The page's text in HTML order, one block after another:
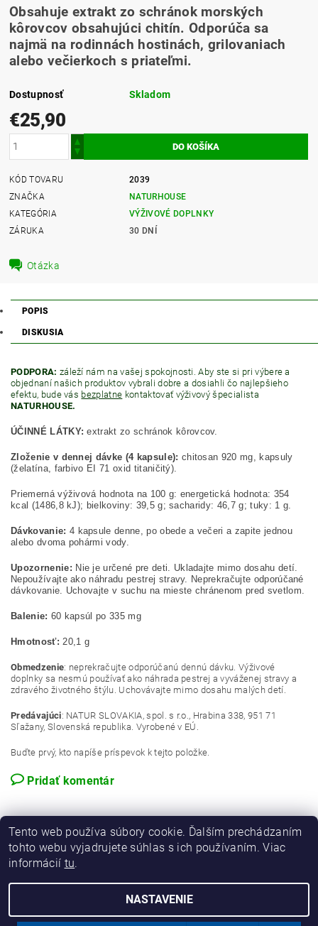
Obsahuje extrakt zo schránok morských
kôrovcov obsahujúci chitín. Odporúča sa
najmä na rodinnách hostinách, grilovaniach
alebo večierkoch s priateľmi.
Dostupnosť Skladom
€25,90
KÓD TOVARU
2039
ZNAČKA
NATURHOUSE
KATEGÓRIA
VÝŽIVOVÉ DOPLNKY
ZÁRUKA
30 DNÍ
Otázka
POPIS
DISKUSIA
PODPORA: záleží nám na vašej spokojnosti. Aby ste si pri výbere a
objednaní našich produktov vybrali dobre a dosiahli čo najlepšieho
efektu, bude vás bezplatne kontaktovať výživový špecialista
NATURHOUSE.
ÚČINNÉ LÁTKY: extrakt zo schránok kôrovcov.
Z loženie v dennej dávke (4 kapsule): chitosan 920 mg, kapsuly
(želatína, farbivo EI 71 oxid titaničitý).
Priemerná výživová hodnota na 100 g: energetická hodnota: 354
kcal (1486,8 kJ); bielkoviny: 39,5 g; sacharidy: 46,7 g; tuky: 1 g.
Dávkovanie: 4 kapsule denne, po obede a večeri a zapite jednou
alebo dvoma pohármi vody.
Upozornenie: Nie je určené pre deti. Ukladajte mimo dosahu detí.
Nepoužívajte ako náhradu pestrej stravy. Neprekračujte odporúčané
dávkovanie. Uchovajte v suchu na mieste chránenom pred svetlom.
Balenie: 60 kapsúl po 335 mg
Hmotnosť: 20,1 g
Obmedzenie: neprekračujte odporúčanú dennú dávku. Výživové
doplnky sa nesmú používať ako náhrada pestrej a vyváženej stravy a
zdravého životného štýlu. Uchovávajte mimo dosahu malých detí.
Predávajúci: NATUR SLOVAKIA, spol. s r.o., Hrabina 338, 951 71
Sľažany, Slovenská republika. Vyrobené v EÚ.
Buďte prvý, kto napíše príspevok k tejto položke.
Pridať komentár
2026 © E-shop NATURHOUSE, všetky práva vyhradené
Tento web používa súbory cookie. Ďalším prechádzaním
tohto webu vyjadrujete súhlas s ich používaním. Viac
informácií tu.
NASTAVENIE